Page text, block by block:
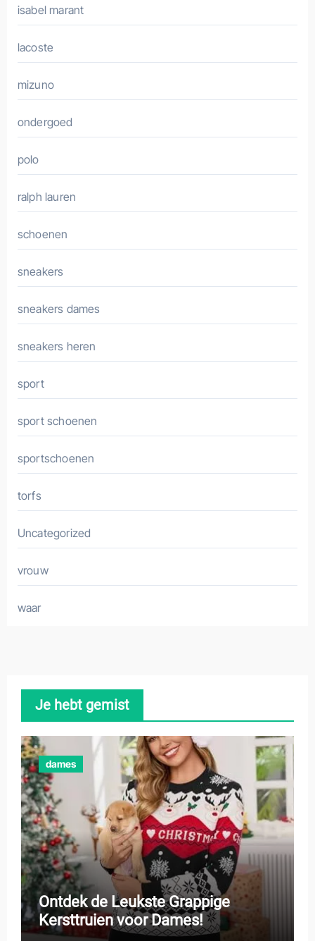
isabel marant
lacoste
mizuno
ondergoed
polo
ralph lauren
schoenen
sneakers
sneakers dames
sneakers heren
sport
sport schoenen
sportschoenen
torfs
Uncategorized
vrouw
waar
Je hebt gemist
dames
Ontdek de Leukste Grappige
Kersttruien voor Dames!